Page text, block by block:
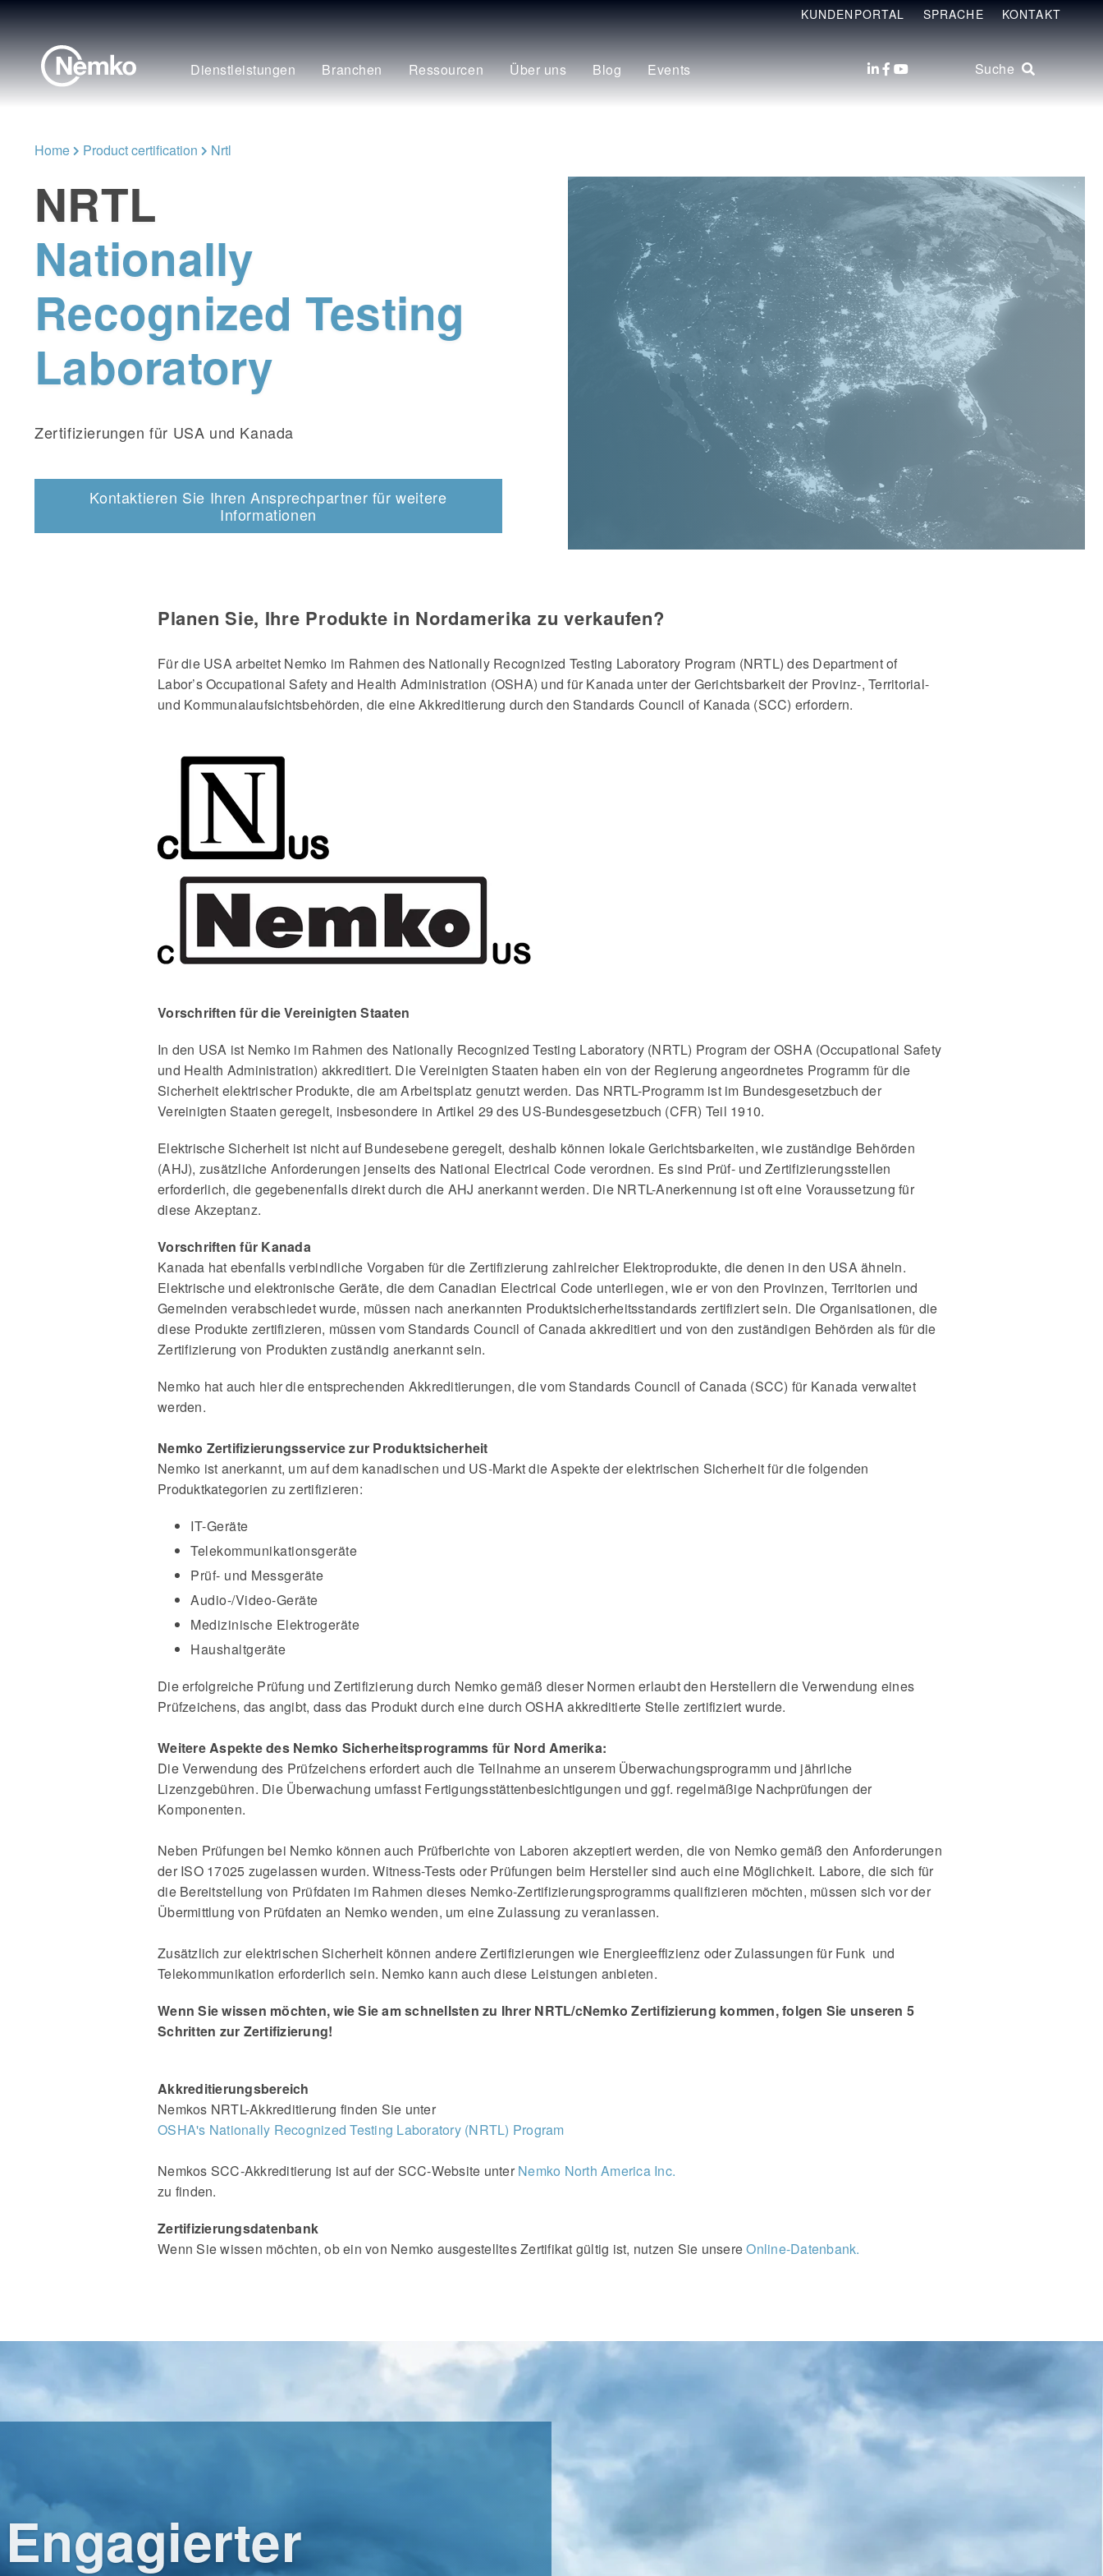
KUNDENPORTAL SPRACHE KONTAKT
Dienstleistungen Branchen Ressourcen Über uns Blog Events Suche
Home Product certification Nrtl
NRTL
Nationally
Recognized Testing
Laboratory
Zertifizierungen für USA und Kanada
Kontaktieren Sie Ihren Ansprechpartner für weitere
Informationen
Planen Sie, Ihre Produkte in Nordamerika zu verkaufen?
Für die USA arbeitet Nemko im Rahmen des Nationally Recognized Testing Laboratory Program (NRTL) des Department of
Labor’s Occupational Safety and Health Administration (OSHA) und für Kanada unter der Gerichtsbarkeit der Provinz-, Territorial-
und Kommunalaufsichtsbehörden, die eine Akkreditierung durch den Standards Council of Kanada (SCC) erfordern.
Vorschriften für die Vereinigten Staaten
In den USA ist Nemko im Rahmen des Nationally Recognized Testing Laboratory (NRTL) Program der OSHA (Occupational Safety
und Health Administration) akkreditiert. Die Vereinigten Staaten haben ein von der Regierung angeordnetes Programm für die
Sicherheit elektrischer Produkte, die am Arbeitsplatz genutzt werden. Das NRTL-Programm ist im Bundesgesetzbuch der
Vereinigten Staaten geregelt, insbesondere in Artikel 29 des US-Bundesgesetzbuch (CFR) Teil 1910.
Elektrische Sicherheit ist nicht auf Bundesebene geregelt, deshalb können lokale Gerichtsbarkeiten, wie zuständige Behörden
(AHJ), zusätzliche Anforderungen jenseits des National Electrical Code verordnen. Es sind Prüf- und Zertifizierungsstellen
erforderlich, die gegebenenfalls direkt durch die AHJ anerkannt werden. Die NRTL-Anerkennung ist oft eine Voraussetzung für
diese Akzeptanz.
Vorschriften für Kanada
Kanada hat ebenfalls verbindliche Vorgaben für die Zertifizierung zahlreicher Elektroprodukte, die denen in den USA ähneln.
Elektrische und elektronische Geräte, die dem Canadian Electrical Code unterliegen, wie er von den Provinzen, Territorien und
Gemeinden verabschiedet wurde, müssen nach anerkannten Produktsicherheitsstandards zertifiziert sein. Die Organisationen, die
diese Produkte zertifizieren, müssen vom Standards Council of Canada akkreditiert und von den zuständigen Behörden als für die
Zertifizierung von Produkten zuständig anerkannt sein.
Nemko hat auch hier die entsprechenden Akkreditierungen, die vom Standards Council of Canada (SCC) für Kanada verwaltet
werden.
Nemko Zertifizierungsservice zur Produktsicherheit
Nemko ist anerkannt, um auf dem kanadischen und US-Markt die Aspekte der elektrischen Sicherheit für die folgenden
Produktkategorien zu zertifizieren:
IT-Geräte
Telekommunikationsgeräte
Prüf- und Messgeräte
Audio-/Video-Geräte
Medizinische Elektrogeräte
Haushaltgeräte
Die erfolgreiche Prüfung und Zertifizierung durch Nemko gemäß dieser Normen erlaubt den Herstellern die Verwendung eines
Prüfzeichens, das angibt, dass das Produkt durch eine durch OSHA akkreditierte Stelle zertifiziert wurde.
Weitere Aspekte des Nemko Sicherheitsprogramms für Nord Amerika:
Die Verwendung des Prüfzeichens erfordert auch die Teilnahme an unserem Überwachungsprogramm und jährliche
Lizenzgebühren. Die Überwachung umfasst Fertigungsstättenbesichtigungen und ggf. regelmäßige Nachprüfungen der
Komponenten.
Neben Prüfungen bei Nemko können auch Prüfberichte von Laboren akzeptiert werden, die von Nemko gemäß den Anforderungen
der ISO 17025 zugelassen wurden. Witness-Tests oder Prüfungen beim Hersteller sind auch eine Möglichkeit. Labore, die sich für
die Bereitstellung von Prüfdaten im Rahmen dieses Nemko-Zertifizierungsprogramms qualifizieren möchten, müssen sich vor der
Übermittlung von Prüfdaten an Nemko wenden, um eine Zulassung zu veranlassen.
Zusätzlich zur elektrischen Sicherheit können andere Zertifizierungen wie Energieeffizienz oder Zulassungen für Funk und
Telekommunikation erforderlich sein. Nemko kann auch diese Leistungen anbieten.
Wenn Sie wissen möchten, wie Sie am schnellsten zu Ihrer NRTL/cNemko Zertifizierung kommen, folgen Sie unseren 5
Schritten zur Zertifizierung!
Akkreditierungsbereich
Nemkos NRTL-Akkreditierung finden Sie unter
OSHA's Nationally Recognized Testing Laboratory (NRTL) Program
Nemkos SCC-Akkreditierung ist auf der SCC-Website unter Nemko North America Inc.
zu finden.
Zertifizierungsdatenbank
Wenn Sie wissen möchten, ob ein von Nemko ausgestelltes Zertifikat gültig ist, nutzen Sie unsereOnline-Datenbank.
Engagierter